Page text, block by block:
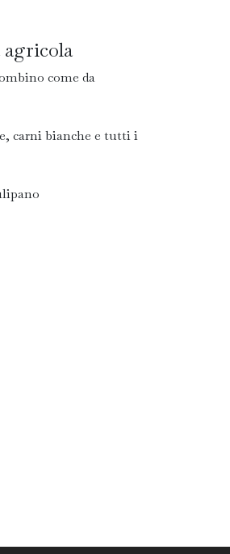
agricola
come da
carni bianche e tutti i